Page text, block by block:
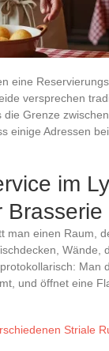
eine
versprechen
Grenze
einige Adressen
im
Brasserie
man einen Raum,
Wände,
Man
und öffnet eine
Striale